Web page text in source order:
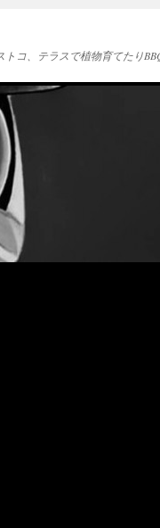
コ、テラスで植物育てたり